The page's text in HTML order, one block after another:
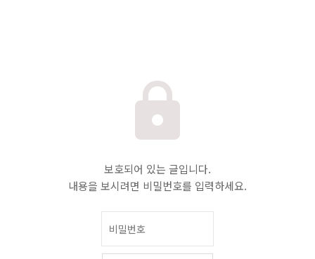
보호되어 있는 글입니다.
내용을 보시려면 비밀번호를 입력하세요.